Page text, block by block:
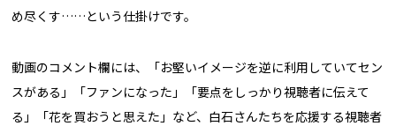
め尽くす……という仕掛けです。
動画のコメント欄には、「お堅いイメージを逆に利用していてセン
スがある」「ファンになった」「要点をしっかり視聴者に伝えて
る」「花を買おうと思えた」など、白石さんたちを応援する視聴者